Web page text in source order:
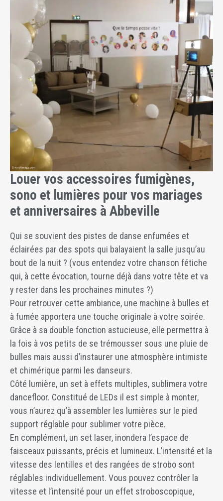
Louer vos accessoires fumigènes,
sono et lumières pour vos mariages
et anniversaires à Abbeville
Qui se souvient des pistes de danse enfumées et
éclairées par des spots qui balayaient la salle jusqu’au
bout de la nuit ? (vous entendez votre chanson fétiche
qui, à cette évocation, tourne déjà dans votre tête et va
y rester dans les prochaines minutes ?)
Pour retrouver cette ambiance, une machine à bulles et
à fumée apportera une touche originale à votre soirée.
Grâce à sa double fonction astucieuse, elle permettra à
la fois à vos petits de se trémousser sous une pluie de
bulles mais aussi d’instaurer une atmosphère intimiste
et chimérique parmi les danseurs.
Côté lumière, un set à effets multiples, sublimera votre
dancefloor. Constitué de LEDs il est simple à monter,
vous n’aurez qu’à assembler les lumières sur le pied
support réglable pour sublimer votre pièce.
En complément, un set laser, inondera l’espace de
faisceaux puissants, précis et lumineux. L’intensité et la
vitesse des lentilles et des rangées de strobo sont
réglables individuellement. Vous pouvez contrôler la
vitesse et l’intensité pour un effet stroboscopique,